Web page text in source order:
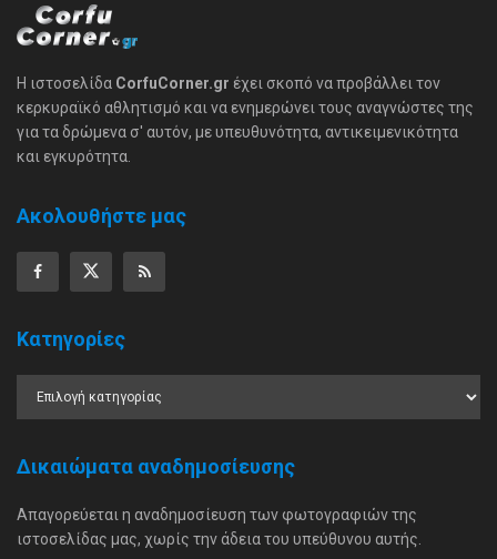
Η ιστοσελίδα CorfuCorner.gr έχει σκοπό να προβάλλει τον
κερκυραϊκό αθλητισμό και να ενημερώνει τους αναγνώστες της
για τα δρώμενα σ' αυτόν, με υπευθυνότητα, αντικειμενικότητα
και εγκυρότητα.
Ακολουθήστε μας
Κατηγορίες
Δικαιώματα αναδημοσίευσης
Απαγορεύεται η αναδημοσίευση των φωτογραφιών της
ιστοσελίδας μας, χωρίς την άδεια του υπεύθυνου αυτής.